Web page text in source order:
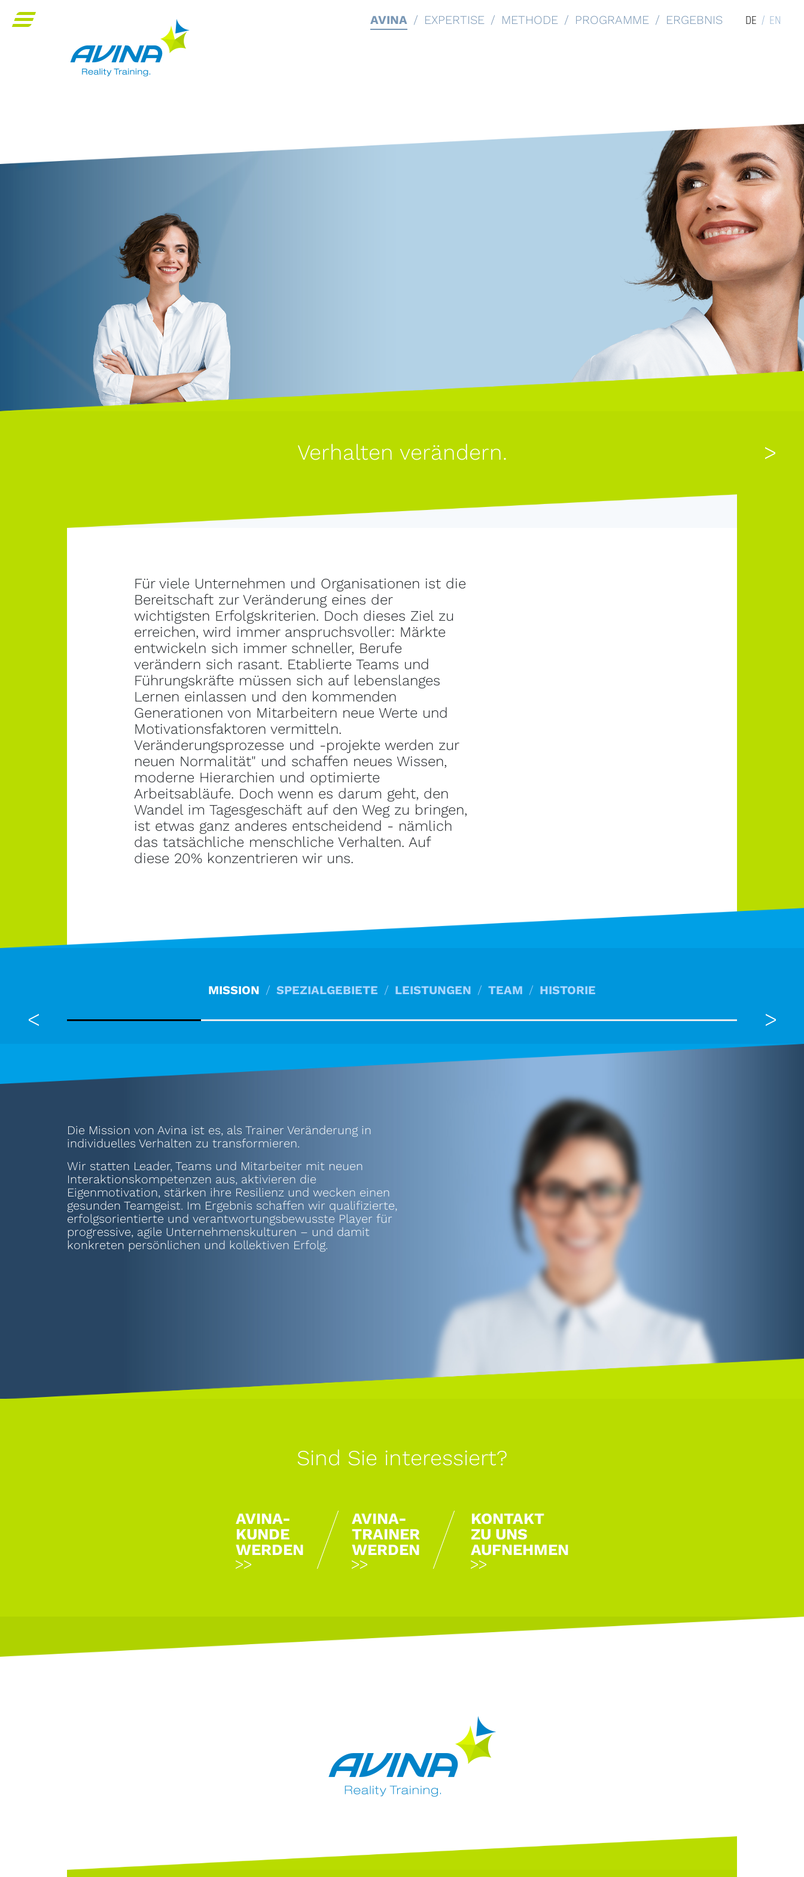
AVINA EXPERTISE METHODE PROGRAMME ERGEBNIS DE EN
Verhalten verändern.
Für viele Unternehmen und Organisationen ist die
Bereitschaft zur Veränderung eines der
wichtigsten Erfolgskriterien. Doch dieses Ziel zu
erreichen, wird immer anspruchsvoller: Märkte
entwickeln sich immer schneller, Berufe
verändern sich rasant. Etablierte Teams und
Führungskräfte müssen sich auf lebenslanges
Lernen einlassen und den kommenden
Generationen von Mitarbeitern neue Werte und
Motivationsfaktoren vermitteln.
Veränderungsprozesse und -projekte werden zur
neuen Normalität" und schaffen neues Wissen,
moderne Hierarchien und optimierte
Arbeitsabläufe. Doch wenn es darum geht, den
Wandel im Tagesgeschäft auf den Weg zu bringen,
ist etwas ganz anderes entscheidend - nämlich
das tatsächliche menschliche Verhalten. Auf
diese 20% konzentrieren wir uns.
MISSION SPEZIALGEBIETE LEISTUNGEN TEAM HISTORIE
Die Mission von Avina ist es, als Trainer Veränderung in
individuelles Verhalten zu transformieren.
Wir statten Leader, Teams und Mitarbeiter mit neuen
Interaktionskompetenzen aus, aktivieren die
Eigenmotivation, stärken ihre Resilienz und wecken einen
gesunden Teamgeist. Im Ergebnis schaffen wir qualifizierte,
erfolgsorientierte und verantwortungsbewusste Player für
progressive, agile Unternehmenskulturen – und damit
konkreten persönlichen und kollektiven Erfolg.
Sind Sie interessiert?
AVINA-
KUNDE
WERDEN
AVINA-
TRAINER
WERDEN
KONTAKT
ZU UNS
AUFNEHMEN